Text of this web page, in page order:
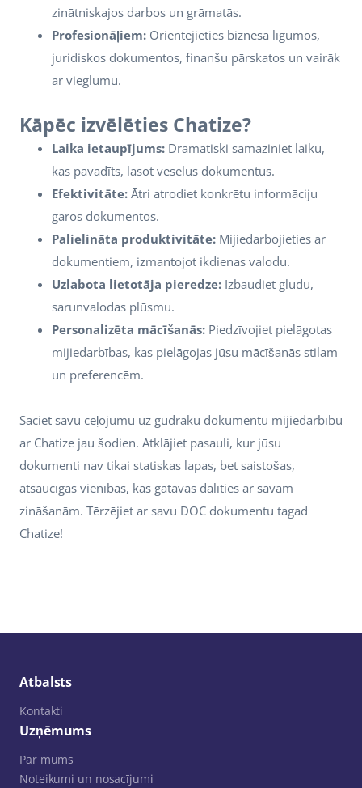
zinātniskajos darbos un grāmatās.
Profesionāļiem: Orientējieties biznesa līgumos,
juridiskos dokumentos, finanšu pārskatos un vairāk
ar vieglumu.
Kāpēc izvēlēties Chatize?
Laika ietaupījums: Dramatiski samaziniet laiku,
kas pavadīts, lasot veselus dokumentus.
Efektivitāte: Ātri atrodiet konkrētu informāciju
garos dokumentos.
Palielināta produktivitāte: Mijiedarbojieties ar
dokumentiem, izmantojot ikdienas valodu.
Uzlabota lietotāja pieredze: Izbaudiet gludu,
sarunvalodas plūsmu.
Personalizēta mācīšanās: Piedzīvojiet pielāgotas
mijiedarbības, kas pielāgojas jūsu mācīšanās stilam
un preferencēm.
Sāciet savu ceļojumu uz gudrāku dokumentu mijiedarbību
ar Chatize jau šodien. Atklājiet pasauli, kur jūsu
dokumenti nav tikai statiskas lapas, bet saistošas,
atsaucīgas vienības, kas gatavas dalīties ar savām
zināšanām. Tērzējiet ar savu DOC dokumentu tagad
Chatize!
Atbalsts
Kontakti
Uzņēmums
Par mums
Noteikumi un nosacījumi